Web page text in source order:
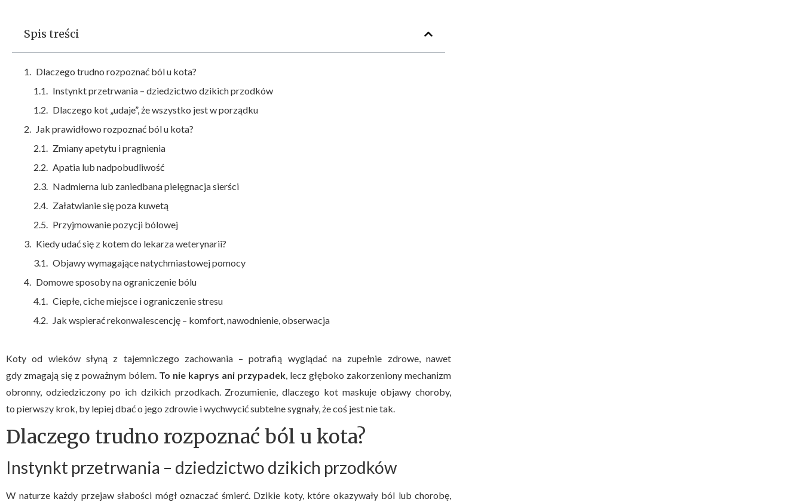
Spis treści
Dlaczego trudno rozpoznać ból u kota?
Instynkt przetrwania – dziedzictwo dzikich przodków
Dlaczego kot „udaje”, że wszystko jest w porządku
Jak prawidłowo rozpoznać ból u kota?
Zmiany apetytu i pragnienia
Apatia lub nadpobudliwość
Nadmierna lub zaniedbana pielęgnacja sierści
Załatwianie się poza kuwetą
Przyjmowanie pozycji bólowej
Kiedy udać się z kotem do lekarza weterynarii?
Objawy wymagające natychmiastowej pomocy
Domowe sposoby na ograniczenie bólu
Ciepłe, ciche miejsce i ograniczenie stresu
Jak wspierać rekonwalescencję – komfort, nawodnienie, obserwacja
Koty od wieków słyną z tajemniczego zachowania – potrafią wyglądać na zupełnie zdrowe, nawet
gdy zmagają się z poważnym bólem. To nie kaprys ani przypadek, lecz głęboko zakorzeniony mechanizm
obronny, odziedziczony po ich dzikich przodkach. Zrozumienie, dlaczego kot maskuje objawy choroby,
to pierwszy krok, by lepiej dbać o jego zdrowie i wychwycić subtelne sygnały, że coś jest nie tak.
Dlaczego trudno rozpoznać ból u kota?
Instynkt przetrwania – dziedzictwo dzikich przodków
W naturze każdy przejaw słabości mógł oznaczać śmierć. Dzikie koty, które okazywały ból lub chorobę,